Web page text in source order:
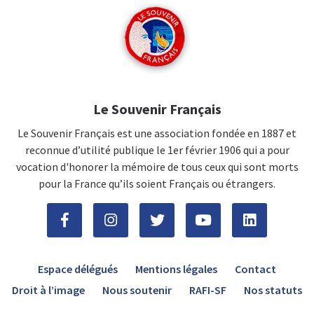
Le Souvenir Français
Le Souvenir Français est une association fondée en 1887 et
reconnue d’utilité publique le 1er février 1906 qui a pour
vocation d'honorer la mémoire de tous ceux qui sont morts
pour la France qu’ils soient Français ou étrangers.
Espace délégués Mentions légales
Contact
Droit à l’image
Nous soutenir RAFI-SF Nos statuts